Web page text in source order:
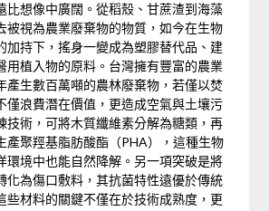
比想像中廣闊。從稻殼、甘蔗渣到海藻
被視為農業廢棄物的物質，如今在生物
加持下，搖身一變成為塑膠替代品、建
用植入物的原料。台灣擁有豐富的農業
產生數百萬噸的農林廢棄物，若僅以焚
僅浪費潛在價值，更造成空氣與土壤污
技術，可將木質纖維素分解為糖類，再
產聚羥基脂肪酸酯（PHA），這種生物
環境中也能自然降解。另一項突破是將
化為傷口敷料，其抗菌特性遠優於傳統
些材料的關鍵不僅在於技術成熟度，更